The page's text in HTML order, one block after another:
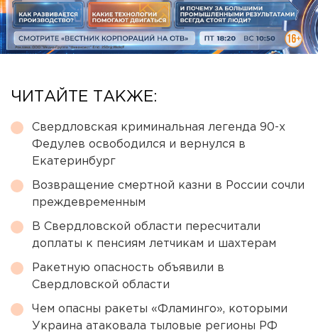
ЧИТАЙТЕ ТАКЖЕ:
Свердловская криминальная легенда 90-х
Федулев освободился и вернулся в
Екатеринбург
Возвращение смертной казни в России сочли
преждевременным
В Свердловской области пересчитали
доплаты к пенсиям летчикам и шахтерам
Ракетную опасность объявили в
Свердловской области
Чем опасны ракеты «Фламинго», которыми
Украина атаковала тыловые регионы РФ